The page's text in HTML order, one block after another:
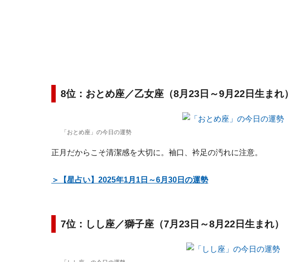
8位：おとめ座／乙女座（8月23日～9月22日生まれ）
「おとめ座」の今日の運勢
正月だからこそ清潔感を大切に。袖口、衿足の汚れに注意。
＞【星占い】2025年1月1日～6月30日の運勢
7位：しし座／獅子座（7月23日～8月22日生まれ）